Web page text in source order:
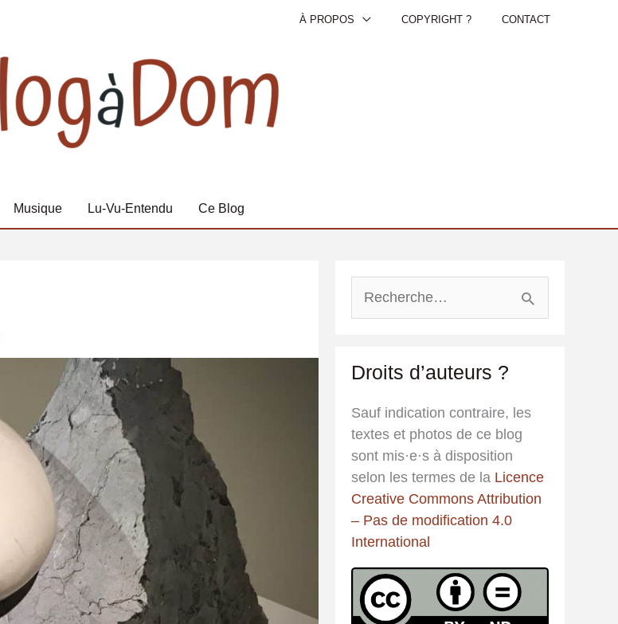
À PROPOS COPYRIGHT ? CONTACT
Musique Lu-Vu-Entendu Ce Blog
e
c
h
e
r
:
Droits d’auteurs ?
Sauf indication contraire, les
textes et photos de ce blog
sont mis·e·s à disposition
selon les termes de la Licence
Creative Commons Attribution
– Pas de modification 4.0
International